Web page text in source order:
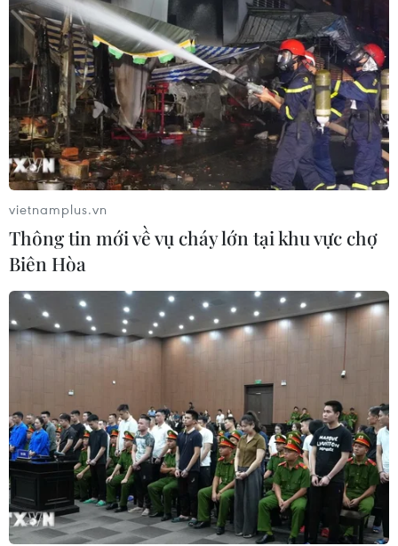
vietnamplus.vn
Thông tin mới về vụ cháy lớn tại khu vực chợ
Biên Hòa